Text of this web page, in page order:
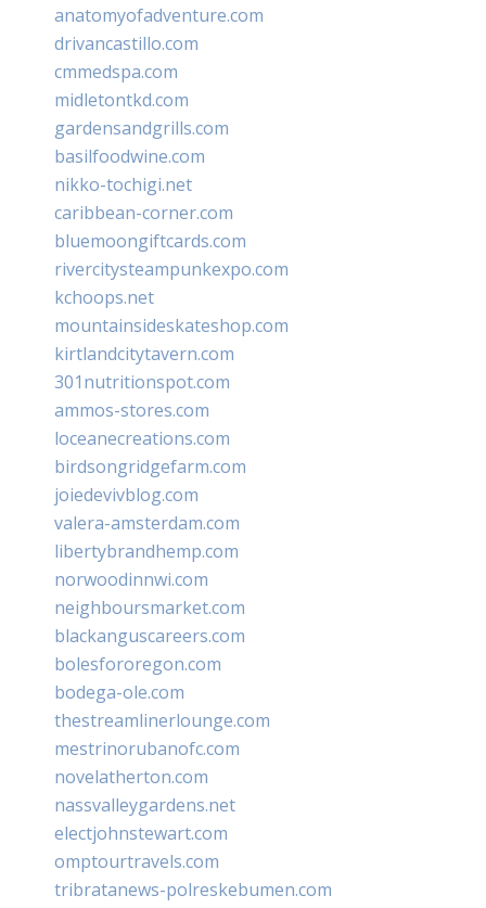
anatomyofadventure.com
drivancastillo.com
cmmedspa.com
midletontkd.com
gardensandgrills.com
basilfoodwine.com
nikko-tochigi.net
caribbean-corner.com
bluemoongiftcards.com
rivercitysteampunkexpo.com
kchoops.net
mountainsideskateshop.com
kirtlandcitytavern.com
301nutritionspot.com
ammos-stores.com
loceanecreations.com
birdsongridgefarm.com
joiedevivblog.com
valera-amsterdam.com
libertybrandhemp.com
norwoodinnwi.com
neighboursmarket.com
blackanguscareers.com
bolesfororegon.com
bodega-ole.com
thestreamlinerlounge.com
mestrinorubanofc.com
novelatherton.com
nassvalleygardens.net
electjohnstewart.com
omptourtravels.com
tribratanews-polreskebumen.com